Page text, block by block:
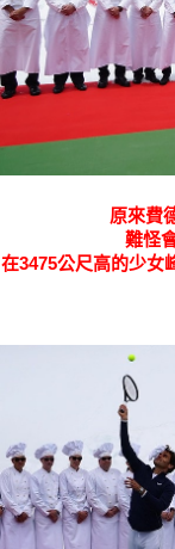
原來費
難怪
在3475公尺高的少女